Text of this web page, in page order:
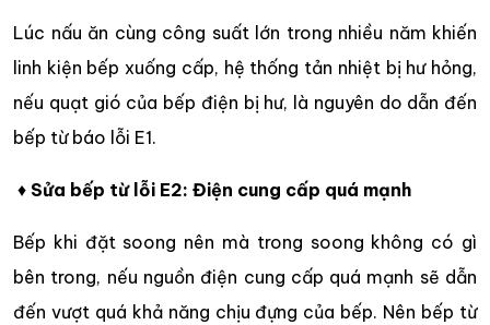
Lúc nấu ăn cùng công suất lớn trong nhiều năm khiến
linh kiện bếp xuống cấp, hệ thống tản nhiệt bị hư hỏng,
nếu quạt gió của bếp điện bị hư, là nguyên do dẫn đến
bếp từ báo lỗi E1.
♦ Sửa bếp từ lỗi E2: Điện cung cấp quá mạnh
Bếp khi đặt soong nên mà trong soong không có gì
bên trong, nếu nguồn điện cung cấp quá mạnh sẽ dẫn
đến vượt quá khả năng chịu đựng của bếp. Nên bếp từ